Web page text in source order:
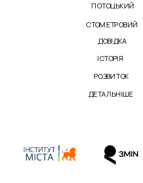
ДОВІДКА
ІСТОРІЯ
ДЕТАЛЬНІШЕ
РОЗВИТОК
ПОТОЦЬКИЙ
СТОМЕТРОВИЙ